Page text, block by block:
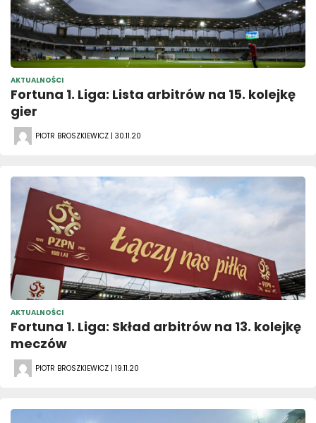
AKTUALNOŚCI
Fortuna 1. Liga: Lista arbitrów na 15. kolejkę
gier
PIOTR BROSZKIEWICZ | 30.11.20
AKTUALNOŚCI
Fortuna 1. Liga: Skład arbitrów na 13. kolejkę
meczów
PIOTR BROSZKIEWICZ | 19.11.20